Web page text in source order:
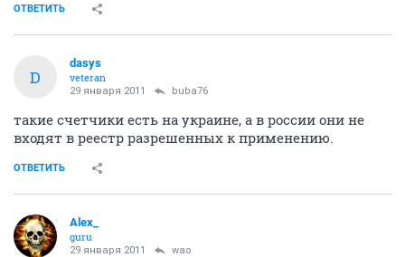
ОТВЕТИТЬ
D
dasys
veteran
29 января 2011 buba76
такие счетчики есть на украине, а в россии они не
входят в реестр разрешенных к применению.
ОТВЕТИТЬ
Alex_
guru
29 января 2011 wao